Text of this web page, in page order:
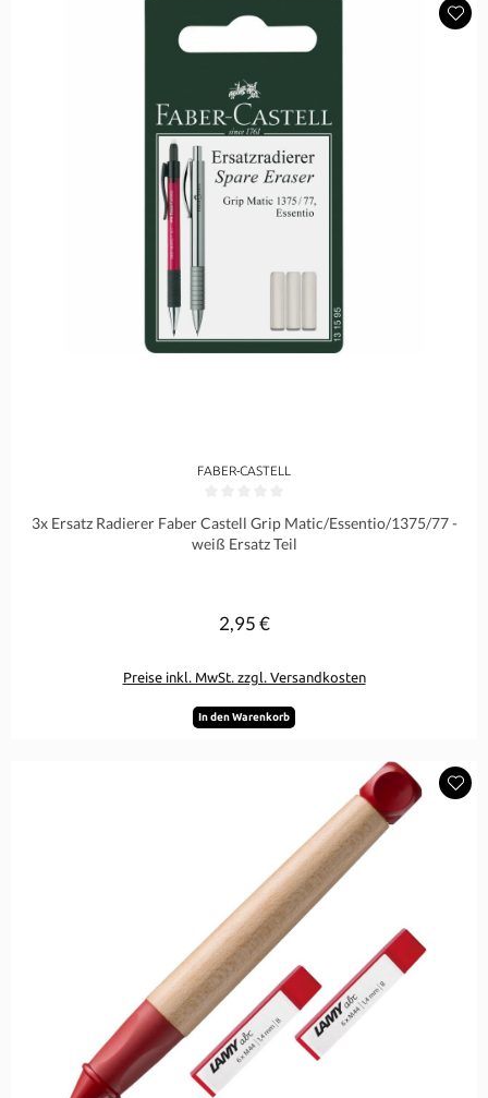
FABER-CASTELL
3x Ersatz Radierer Faber Castell Grip Matic/Essentio/1375/77 -
weiß Ersatz Teil
Regulärer Preis:
2,95 €
Preise inkl. MwSt. zzgl. Versandkosten
In den Warenkorb